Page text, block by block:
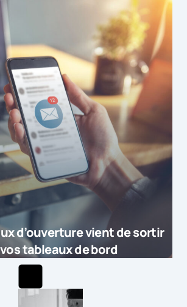
d’ouverture vient de sortir
tableaux de bord